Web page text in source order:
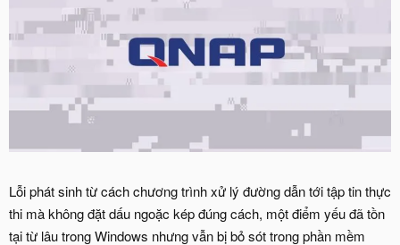
Lỗi phát sinh từ cách chương trình xử lý đường dẫn tới tập tin thực
thi mà không đặt dấu ngoặc kép đúng cách, một điểm yếu đã tồn
tại từ lâu trong Windows nhưng vẫn bị bỏ sót trong phần mềm